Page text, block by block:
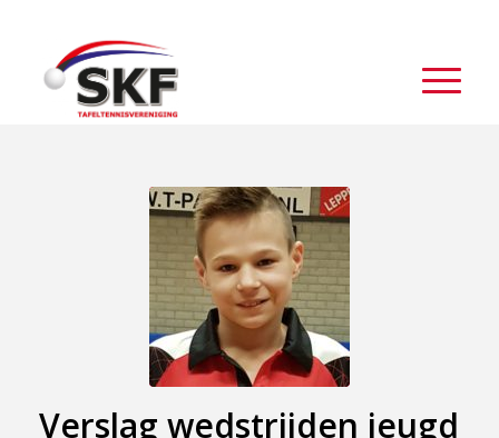
Verslag wedstrijden jeugd